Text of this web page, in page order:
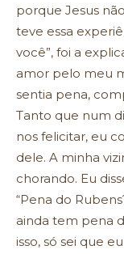
porque Jesus
teve essa
você”, foi a
amor pelo meu
sentia pena,
Tanto que num
nos felicitar, eu
dele. A minha
chorando. Eu
“Pena do
ainda tem pena
isso, só sei que